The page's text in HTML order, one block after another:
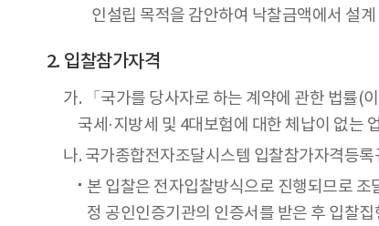
인설립 목적을 감안하여 낙찰금액에서 설
입찰참가자격
가. 「국가를 당사자로 하는 계약에 관한 법률(
국세·지방세 및 4대보험에 대한 체납이 없는
나. 국가종합전자조달시스템 입찰참가자격등
본 입찰은 전자입찰방식으로 진행되므로
정 공인인증기관의 인증서를 받은 후 입찰